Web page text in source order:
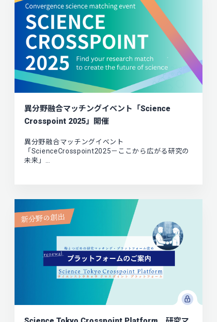
異分野融合マッチングイベント「Science
Crosspoint 2025」開催
異分野融合マッチングイベント
「ScienceCrosspoint2025－ここから広がる研究の
未来」…